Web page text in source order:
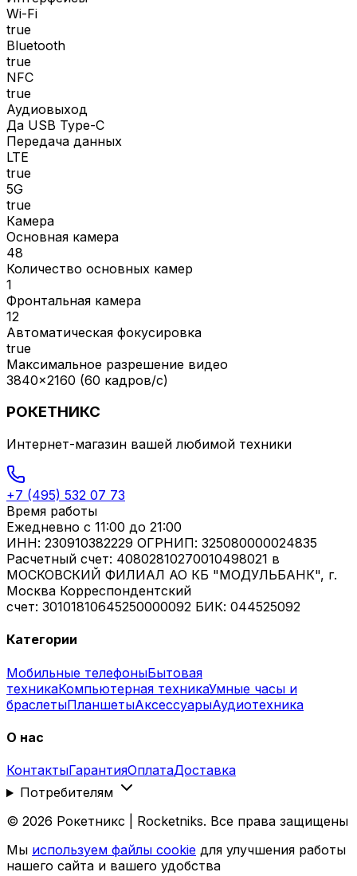
Wi-Fi
true
Bluetooth
true
NFC
true
Аудиовыход
Да USB Type-C
Передача данных
LTE
true
5G
true
Камера
Основная камера
48
Количество основных камер
1
Фронтальная камера
12
Автоматическая фокусировка
true
Максимальное разрешение видео
3840x2160 (60 кадров/с)
РОКЕТНИКС
Интернет-магазин вашей любимой техники
+7 (495) 532 07 73
Время работы
Ежедневно с 11:00 до 21:00
ИНН: 230910382229 ОГРНИП: 325080000024835
Расчетный счет: 40802810270010498021 в
МОСКОВСКИЙ ФИЛИАЛ АО КБ "МОДУЛЬБАНК", г.
Москва Корреспондентский
счет: 30101810645250000092 БИК: 044525092
Категории
Мобильные телефоныБытовая
техникаКомпьютерная техникаУмные часы и
браслетыПланшетыАксессуарыАудиотехника
О нас
КонтактыГарантияОплатаДоставка
Потребителям
© 2026 Рокетникс | Rocketniks. Все права защищены
Мы используем файлы cookie для улучшения работы
нашего сайта и вашего удобства